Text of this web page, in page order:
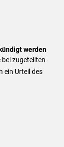
werden
zugeteilten
ein Urteil des